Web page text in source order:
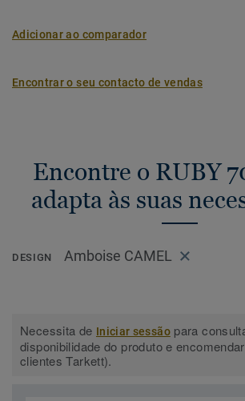
Adicionar ao comparador
Encontrar o seu contacto de vendas
Encontre o RUBY
adapta às suas
DESIGN Amboise CAMEL
Necessita de Iniciar sessãopara
disponibilidade do produto e
clientes Tarkett).